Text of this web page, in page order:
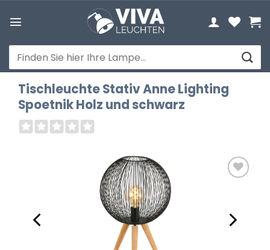
Inhalt
Suchen
nach:
Tischleuchte Stativ Anne Lighting
Spoetnik Holz und schwarz